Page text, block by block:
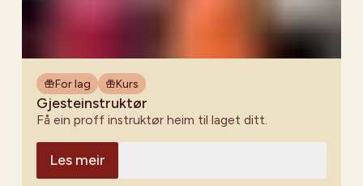
For lag Kurs
Gjesteinstruktør
Få ein proff instruktør heim til laget ditt.
Les meir